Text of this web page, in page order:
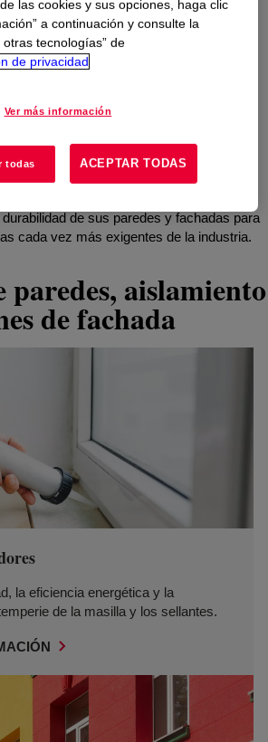
energética en
y
de sus paredes y fachadas para
cada vez más exigentes de la industria.
paredes, aislamiento
de fachada
la eficiencia energética y la
de la masilla y los sellantes.
las cookies y sus opciones, haga clic
a continuación y consulte la
otras tecnologías” de
de privacidad
Ver más información
todas ACEPTAR TODAS